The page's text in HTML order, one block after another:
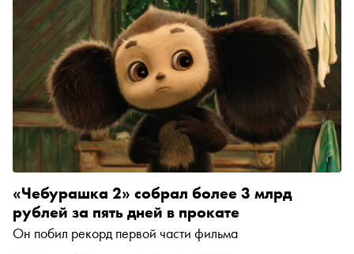
«Чебурашка 2» собрал более 3 млрд
рублей за пять дней в прокате
Он побил рекорд первой части фильма